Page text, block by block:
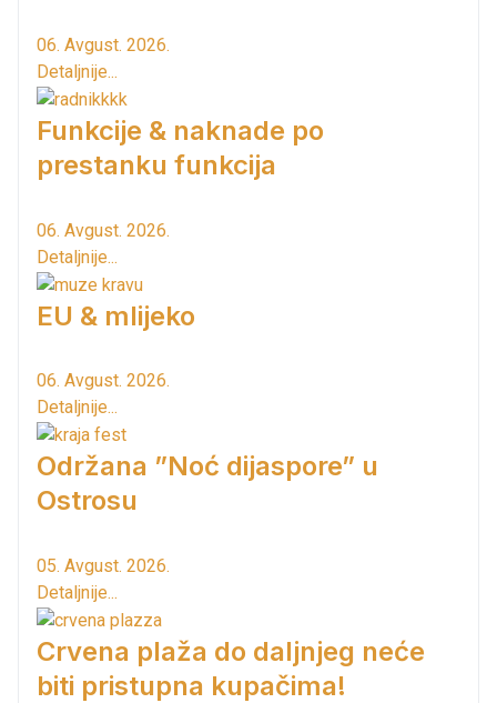
06. Avgust. 2026.
Detaljnije...
Funkcije & naknade po
prestanku funkcija
06. Avgust. 2026.
Detaljnije...
EU & mlijeko
06. Avgust. 2026.
Detaljnije...
Održana ”Noć dijaspore” u
Ostrosu
05. Avgust. 2026.
Detaljnije...
Crvena plaža do daljnjeg neće
biti pristupna kupačima!